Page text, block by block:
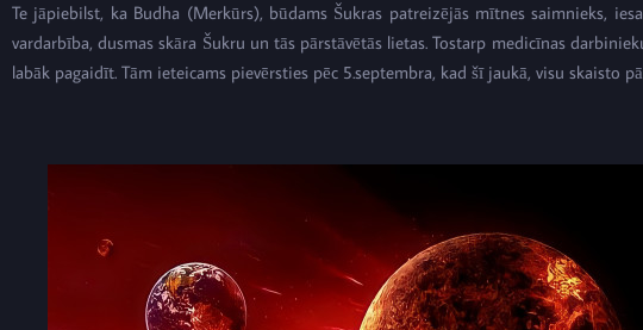
Te jāpiebilst, ka Budha (Merkūrs), būdams Šukras patreizējās mītnes saimnieks,
vardarbība, dusmas skāra Šukru un tās pārstāvētās lietas. Tostarp medicīnas
labāk pagaidīt. Tām ieteicams pievērsties pēc 5.septembra, kad šī jaukā, visu skaisto